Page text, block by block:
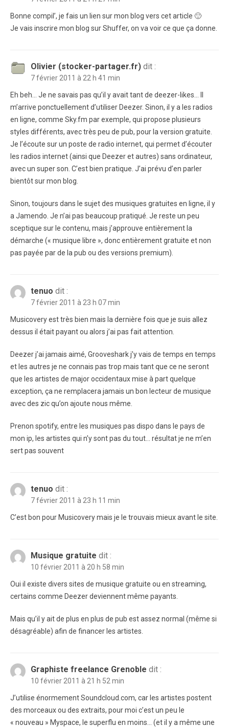
Bonne compil’, je fais un lien sur mon blog vers cet article 🙂
Je vais inscrire mon blog sur Shuffer, on va voir ce que ça donne.
Olivier (stocker-partager.fr) dit :
7 février 2011 à 22 h 41 min
Eh beh… Je ne savais pas qu’il y avait tant de deezer-likes… Il
m’arrive ponctuellement d’utiliser Deezer. Sinon, il y a les radios
en ligne, comme Sky.fm par exemple, qui propose plusieurs
styles différents, avec très peu de pub, pour la version gratuite.
Je l’écoute sur un poste de radio internet, qui permet d’écouter
les radios internet (ainsi que Deezer et autres) sans ordinateur,
avec un super son. C’est bien pratique. J’ai prévu d’en parler
bientôt sur mon blog.
Sinon, toujours dans le sujet des musiques gratuites en ligne, il y
a Jamendo. Je n’ai pas beaucoup pratiqué. Je reste un peu
sceptique sur le contenu, mais j’approuve entièrement la
démarche (« musique libre », donc entièrement gratuite et non
pas payée par de la pub ou des versions premium).
tenuo dit :
7 février 2011 à 23 h 07 min
Musicovery est très bien mais la dernière fois que je suis allez
dessus il était payant ou alors j’ai pas fait attention.
Deezer j’ai jamais aimé, Grooveshark j’y vais de temps en temps
et les autres je ne connais pas trop mais tant que ce ne seront
que les artistes de major occidentaux mise à part quelque
exception, ça ne remplacera jamais un bon lecteur de musique
avec des zic qu’on ajoute nous même.
Prenon spotify, entre les musiques pas dispo dans le pays de
mon ip, les artistes qui n’y sont pas du tout… résultat je ne m’en
sert pas souvent
tenuo dit :
7 février 2011 à 23 h 11 min
C’est bon pour Musicovery mais je le trouvais mieux avant le site.
Musique gratuite dit :
10 février 2011 à 20 h 58 min
Oui il existe divers sites de musique gratuite ou en streaming,
certains comme Deezer deviennent même payants.
Mais qu’il y ait de plus en plus de pub est assez normal (même si
désagréable) afin de financer les artistes.
Graphiste freelance Grenoble dit :
10 février 2011 à 21 h 52 min
J’utilise énormement Soundcloud.com, car les artistes postent
des morceaux ou des extraits, pour moi c’est un peu le
« nouveau » Myspace, le superflu en moins… (et il y a même une